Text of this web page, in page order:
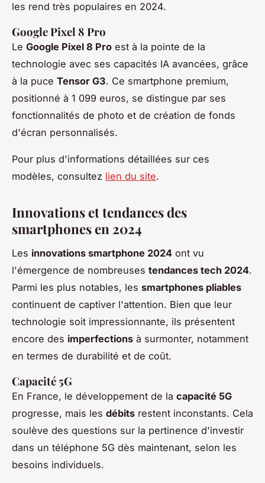
les rend très populaires en 2024.
Google Pixel 8 Pro
Le Google Pixel 8 Pro est à la pointe de la
technologie avec ses capacités IA avancées, grâce
à la puce Tensor G3. Ce smartphone premium,
positionné à 1 099 euros, se distingue par ses
fonctionnalités de photo et de création de fonds
d'écran personnalisés.
Pour plus d'informations détaillées sur ces
modèles, consultez lien du site.
Innovations et tendances des
smartphones en 2024
Les innovations smartphone 2024 ont vu
l'émergence de nombreuses tendances tech 2024.
Parmi les plus notables, les smartphones pliables
continuent de captiver l'attention. Bien que leur
technologie soit impressionnante, ils présentent
encore des imperfections à surmonter, notamment
en termes de durabilité et de coût.
Capacité 5G
En France, le développement de la capacité 5G
progresse, mais les débits restent inconstants. Cela
soulève des questions sur la pertinence d'investir
dans un téléphone 5G dès maintenant, selon les
besoins individuels.